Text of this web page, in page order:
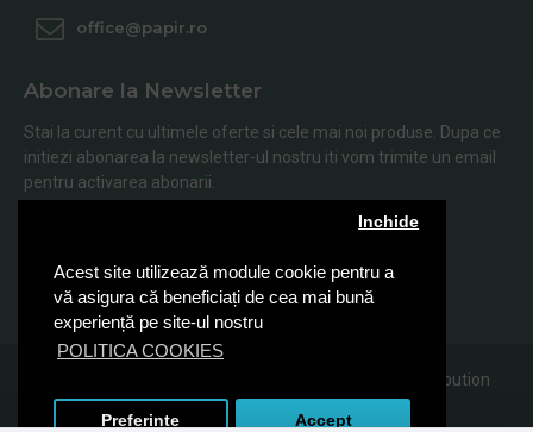
Acest site utilizează module cookie pentru a
vă asigura că beneficiați de cea mai bună
experiență pe site-ul nostru
POLITICA COOKIES
Inchide
Preferinte Accept
office@papir.ro
Abonare la Newsletter
Stai la curent cu ultimele oferte si cele mai noi produse. Dupa ce
initiezi abonarea la newsletter-ul nostru iti vom trimite un email
pentru activarea abonarii.
Abonare
Am citit şi sunt de acord cu Politica de Confidentialitate
© 2019, Papir.ro, Toate drepturile rezervate Sanito Distribution